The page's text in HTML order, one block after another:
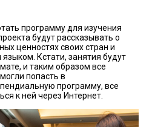
программу для изучения
будут рассказывать о
ценностях своих стран и
Кстати, занятия будут
и таким образом все
попасть в
программу, все
к ней через Интернет.